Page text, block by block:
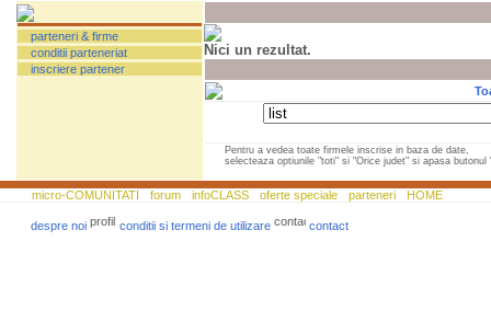
parteneri & firme
conditii parteneriat
inscriere partener
Nici un rezultat.
Pentru a vedea toate firmele inscrise in baza de date,
selecteaza optiunile "toti" si "Orice judet" si apasa butonul
micro-COMUNITATI forum infoCLASS oferte speciale parteneri HOME
despre noi conditii si termeni de utilizare contact